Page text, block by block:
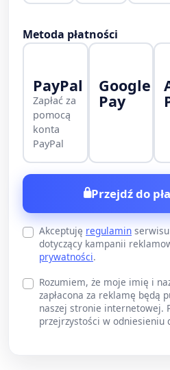
Metoda płatności
PayPal
Zapłać za
pomocą
konta
PayPal
Google
Pay
Przejdź do
Akceptuję regulamin
dotyczący kampanii
prywatności.
Rozumiem, że moje imię i
zapłacona za reklamę będą
naszej stronie internetowej.
przejrzystości w odniesieniu